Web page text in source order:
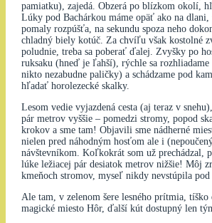
pamiatku), zajedá. Obzerá po blízkom okolí,
Lúky pod Bachárkou máme opäť ako na dlani,
pomaly rozpúšťa, na sekundu spoza neho
chladný biely kotúč. Za chvíľu však kostolné
poludnie, treba sa poberať ďalej. Zvyšky po
ruksaku (hneď je ľahší), rýchle sa
nikto nezabudne paličky) a schádzame pod
hľadať horolezecké skalky.
Lesom vedie vyjazdená cesta (aj teraz v
pár metrov vyššie – pomedzi stromy, popod
krokov a sme tam! Objavili sme nádherné
nielen pred náhodným hosťom ale i
návštevníkom. Koľkokrát som už prechádzal,
lúke ležiacej pár desiatok metrov nižšie! Môj
kmeňoch stromov, myseľ nikdy nevstúpila pod
Ale tam, v zelenom šere lesného prítmia, tíško
magické miesto Hôr, ďalší kút dostupný len